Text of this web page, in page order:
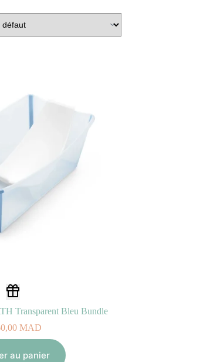
Transparent Bleu Bundle
MAD
au panier